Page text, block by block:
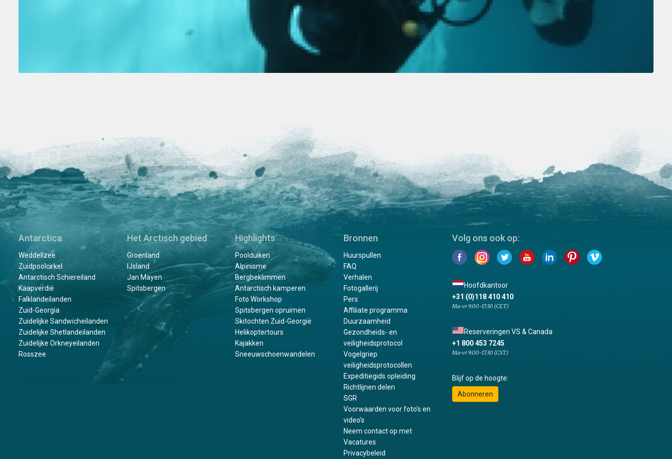
Antarctica
Weddellzee
Zuidpoolcirkel
Antarctisch Schiereiland
Kaapverdië
Falklandeilanden
Zuid-Georgia
Zuidelijke Sandwicheilanden
Zuidelijke Shetlandeilanden
Zuidelijke Orkneyeilanden
Rosszee
Het Arctisch gebied
Groenland
IJsland
Jan Mayen
Spitsbergen
Highlights
Poolduiken
Alpinisme
Bergbeklimmen
Antarctisch kamperen
Foto Workshop
Spitsbergen opruimen
Skitochten Zuid-Georgië
Helikoptertours
Kajakken
Sneeuwschoenwandelen
Bronnen
Huurspullen
FAQ
Verhalen
Fotogallerij
Pers
Affiliate programma
Duurzaamheid
Gezondheids- en
veiligheidsprotocol
Vogelgriep
veiligheidsprotocollen
Expeditiegids opleiding
Richtlijnen delen
SGR
Voorwaarden voor foto's en
video's
Neem contact op met
Vacatures
Privacybeleid
Volg ons ook op:
Hoofdkantoor
+31 (0)118 410 410
Ma-vr 9:00-17:30 (CET)
Reserveringen VS & Canada
+1 800 453 7245
Ma-vr 9:00-17:30 (CST)
Blijf op de hoogte:
Abonneren